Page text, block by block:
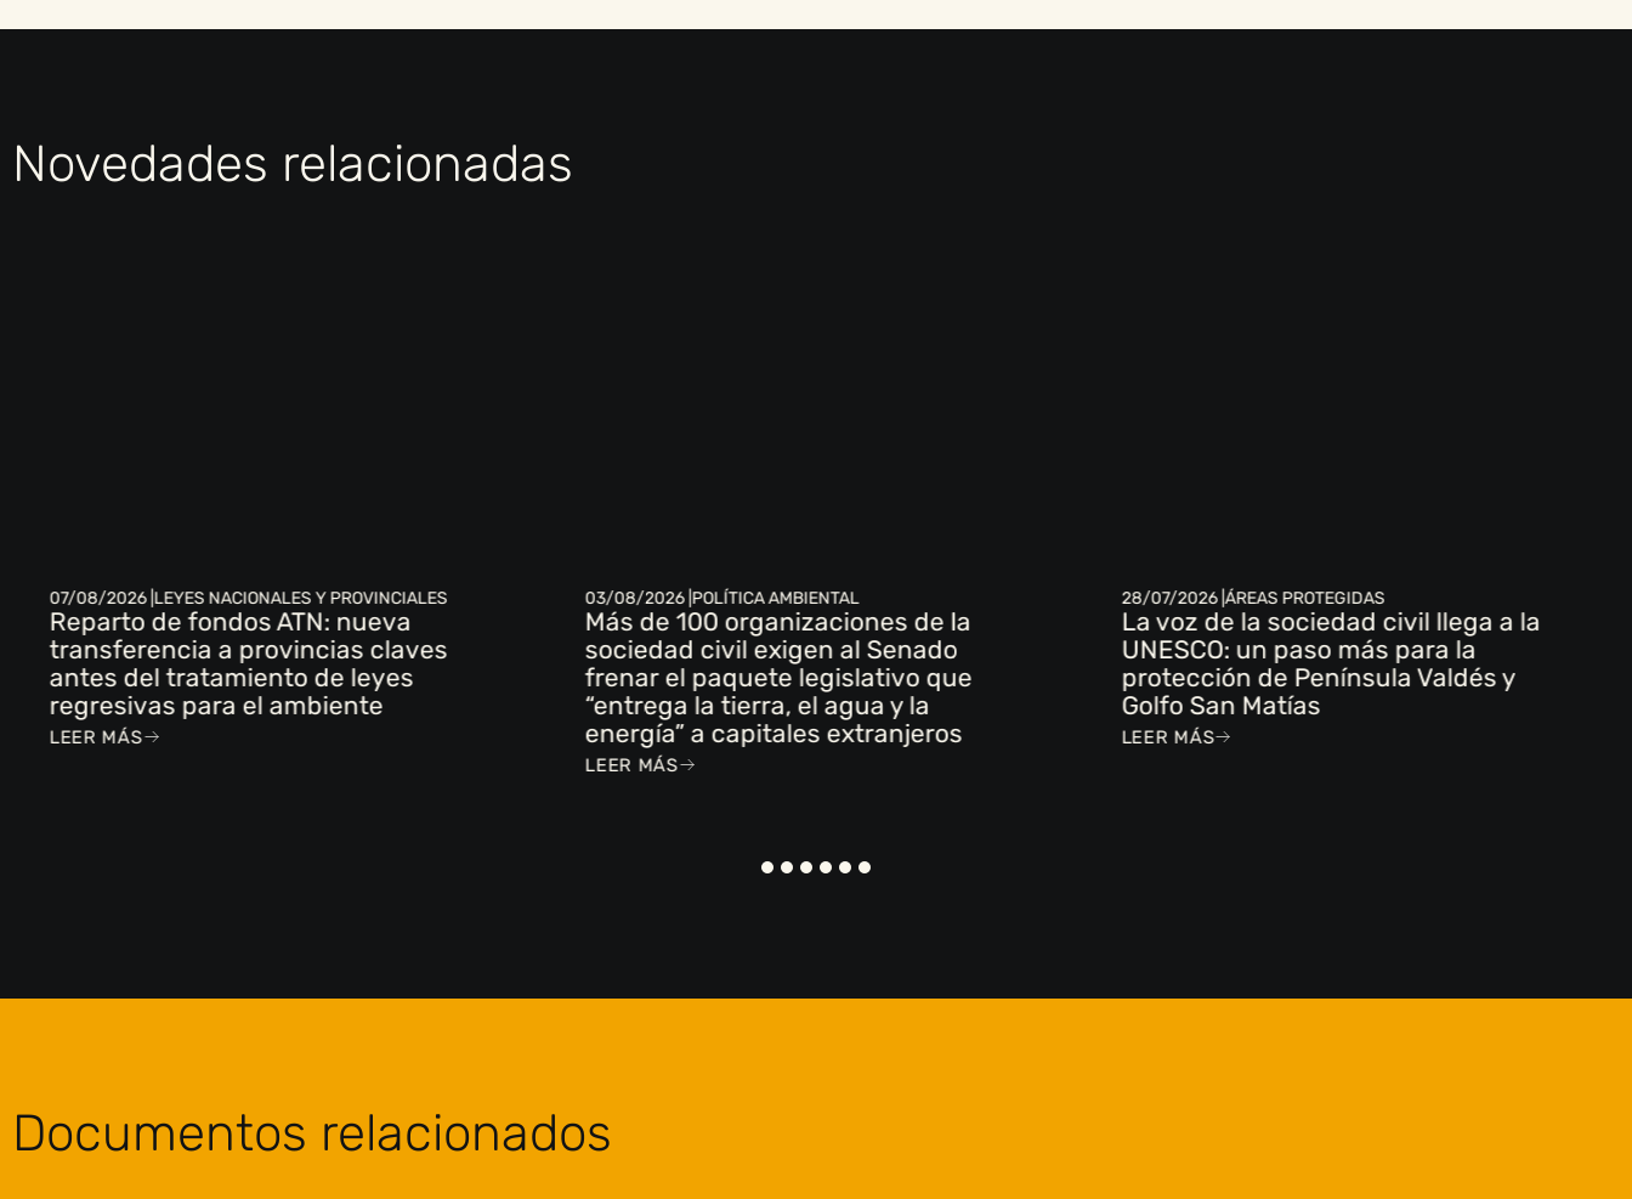
Novedades relacionadas
07/08/2026 | LEYES NACIONALES Y PROVINCIALES
Reparto de fondos ATN: nueva
transferencia a provincias claves
antes del tratamiento de leyes
regresivas para el ambiente
LEER MÁS
03/08/2026 | POLÍTICA AMBIENTAL
Más de 100 organizaciones de la
sociedad civil exigen al Senado
frenar el paquete legislativo que
“entrega la tierra, el agua y la
energía” a capitales extranjeros
LEER MÁS
28/07/2026 |ÁREAS PROTEGIDAS
La voz de la sociedad civil llega a la
UNESCO: un paso más para la
protección de Península Valdés y
Golfo San Matías
LEER MÁS
Documentos relacionados